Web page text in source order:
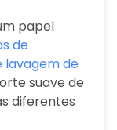
papel
de
lavagem de
suave de
diferentes